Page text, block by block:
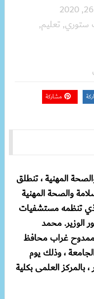
ستوري, تعليم,
مشاركة
المهنية ، تنطلق
والصحة المهنية
إصابات 2 ) والذي تنظمه مستشفيات
الوزير. محمد
ممدوح غراب محافظ
، وذلك يوم
الموافق 28 سبتمبر ، بالمركز العلمى بكلية